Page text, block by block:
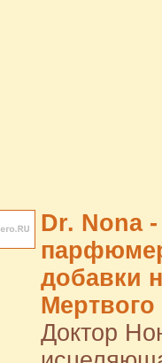
Dr. Nona
добавки
Доктор